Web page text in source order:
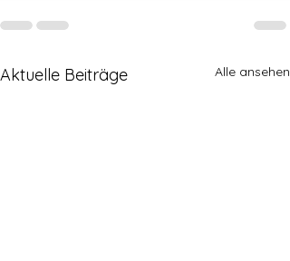
Aktuelle Beiträge Alle ansehen